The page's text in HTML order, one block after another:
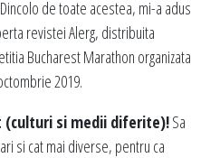
de toate acestea, mi-a adus
revistei Alerg, distribuita
Bucharest Marathon organizata
2019.
(culturi si medii diferite)!Sa
si cat mai diverse, pentru ca